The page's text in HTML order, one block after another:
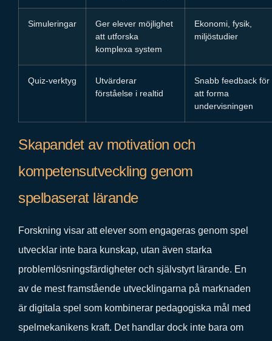
Simuleringar
Ger elever möjlighet
att utforska
komplexa system
Ekonomi, fysik,
miljöstudier
Quiz-verktyg
Utvärderar
förståelse i realtid
Snabb feedback för
att forma
undervisningen
Skapandet av motivation och
kompetensutveckling genom
spelbaserat lärande
Forskning visar att elever som engageras genom spel
utvecklar inte bara kunskap, utan även starka
problemlösningsfärdigheter och självstyrt lärande. En
av de mest framstående utvecklingarna på marknaden
är digitala spel som kombinerar pedagogiska mål med
spelmekanikens kraft. Det handlar dock inte bara om